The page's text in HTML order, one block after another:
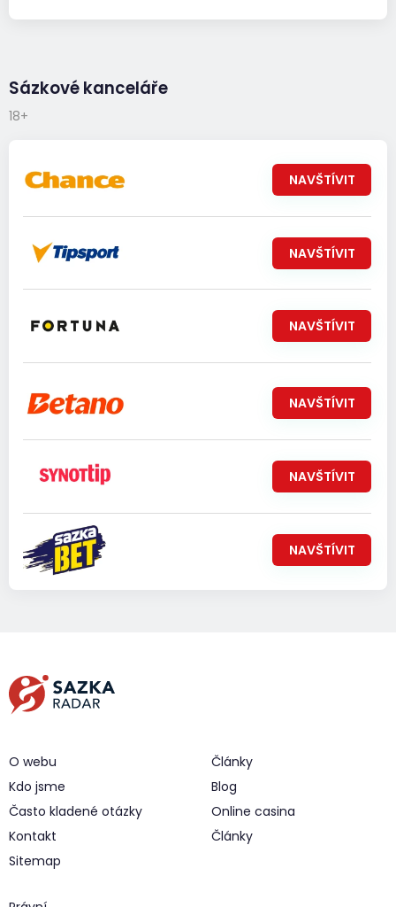
Sázkové kanceláře
18+
NAVŠTÍVIT
NAVŠTÍVIT
NAVŠTÍVIT
NAVŠTÍVIT
NAVŠTÍVIT
NAVŠTÍVIT
O webu
Kdo jsme
Často kladené otázky
Kontakt
Sitemap
Články
Blog
Online casina
Články